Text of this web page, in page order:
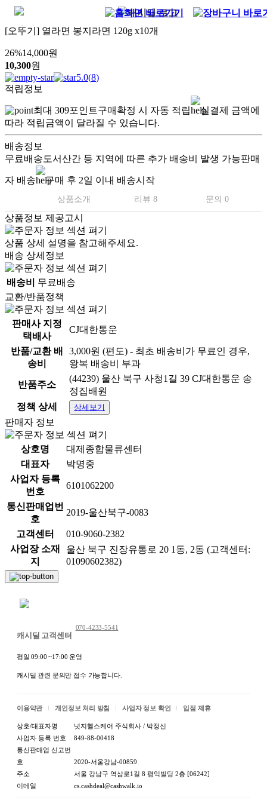
[오뚜기] 열라면 봉지라면 120g x10개
26%14,000원
10,300원
5.0(8)
적립정보
최대 309포인트구매확정 시 자동 적립
실결제 금액에
따라 적립금액이 달라질 수 있습니다.
배송정보
무료배송도서산간 등 지역에 따른 추가 배송비 발생 가능판매
자 배송 구매 후 2일 이내 배송시작
상품소개 리뷰 8 문의 0
.
상품정보 제공고시
상품 상세 설명을 참고해주세요.
배송 상세정보
배송비
무료배송
교환/반품정책
판매사 지정
택배사
CJ대한통운
반품/교환 배
송비
3,000원 (편도) - 최초 배송비가 무료인 경우,
왕복 배송비 부과
반품주소
(44239) 울산 북구 사청1길 39 CJ대한통운 송
정집배원
정책 상세
상세보기
판매자 정보
상호명
대제종합물류센터
대표자
박명중
사업자 등록
번호
6101062200
통신판매업번
호
2019-울산북구-0083
고객센터
010-9060-2382
사업장 소재
지
울산 북구 진장유통로 20 1동, 2동 (고객센터:
01090602382)
캐시딜 고객센터
070-4233-5541
평일 09:00 ~17:00 운영
캐시딜 관련 문의만 접수 가능합니다.
이용약관 개인정보 처리 방침 사업자 정보 확인 입점 제휴
상호/대표자명
넛지헬스케어 주식회사 / 박정신
사업자 등록 번호
849-88-00418
통신판매업 신고번
호
2020-서울강남-00859
주소
서울 강남구 역삼로1길 8 평익빌딩 2층 [06242]
이메일
cs.cashdeal@cashwalk.io